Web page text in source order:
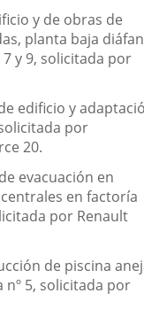
y de obras de
planta baja
y 9, solicitada por
edificio y
por
20.
evacuación en
en factoría
por Renault
de piscina
nº 5, solicitada por